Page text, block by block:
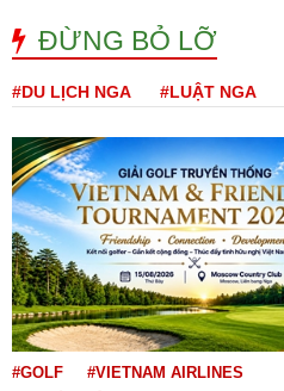
ĐỪNG BỎ LỠ
#DU LỊCH NGA #LUẬT NGA
#GOLF
#VIETNAM AIRLINES